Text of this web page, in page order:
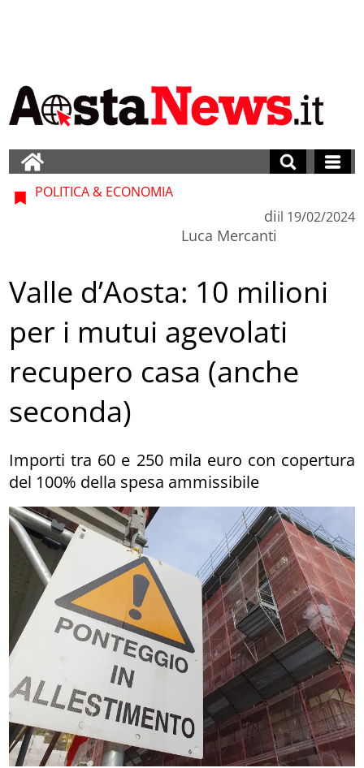
POLITICA & ECONOMIA
di
Luca Mercanti
il 19/02/2024
Valle d’Aosta: 10 milioni
per i mutui agevolati
recupero casa (anche
seconda)
Importi tra 60 e 250 mila euro con copertura
del 100% della spesa ammissibile